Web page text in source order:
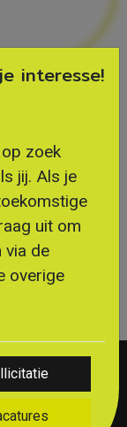
interesse!
zoek
jij. Als je
uit om
via de
overige